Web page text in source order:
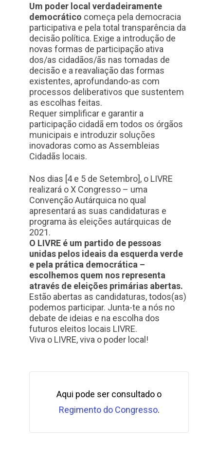
Um poder local verdadeiramente
democrático começa pela democracia
participativa e pela total transparência da
decisão política. Exige a introdução de
novas formas de participação ativa
dos/as cidadãos/ãs nas tomadas de
decisão e a reavaliação das formas
existentes, aprofundando-as com
processos deliberativos que sustentem
as escolhas feitas.
Requer simplificar e garantir a
participação cidadã em todos os órgãos
municipais e introduzir soluções
inovadoras como as Assembleias
Cidadãs locais.
Nos dias [4 e 5 de Setembro], o LIVRE
realizará o X Congresso – uma
Convenção Autárquica no qual
apresentará as suas candidaturas e
programa às eleições autárquicas de
2021.
O LIVRE é um partido de pessoas
unidas pelos ideais da esquerda verde
e pela prática democrática –
escolhemos quem nos representa
através de eleições primárias abertas.
Estão abertas as candidaturas, todos(as)
podemos participar. Junta-te a nós no
debate de ideias e na escolha dos
futuros eleitos locais LIVRE.
Viva o LIVRE, viva o poder local!
Aqui pode ser consultado o
Regimento do Congresso.